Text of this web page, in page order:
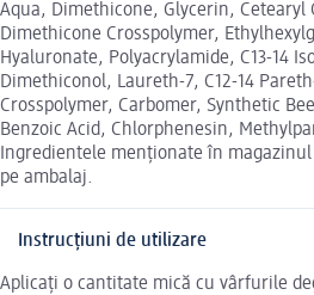
Aqua, Dimethicone, Glycerin,
Dimethicone Crosspolymer,
Hyaluronate, Polyacrylamide, C13-14
Dimethiconol, Laureth-7, C12-14
Crosspolymer, Carbomer, Synthetic
Benzoic Acid, Chlorphenesin,
Ingredientele menționate în
pe ambalaj.
Instrucțiuni de utilizare
Aplicați o cantitate mică cu vârfurile